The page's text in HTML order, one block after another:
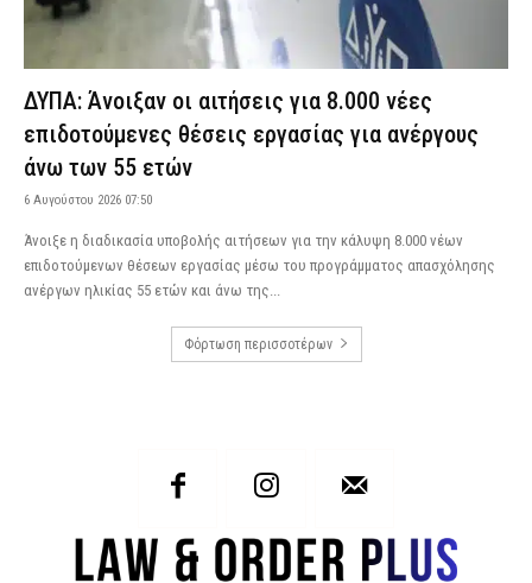
ΔΥΠΑ: Άνοιξαν οι αιτήσεις για 8.000 νέες
επιδοτούμενες θέσεις εργασίας για ανέργους
άνω των 55 ετών
6 Αυγούστου 2026 07:50
Άνοιξε η διαδικασία υποβολής αιτήσεων για την κάλυψη 8.000 νέων
επιδοτούμενων θέσεων εργασίας μέσω του προγράμματος απασχόλησης
ανέργων ηλικίας 55 ετών και άνω της...
Φόρτωση περισσοτέρων